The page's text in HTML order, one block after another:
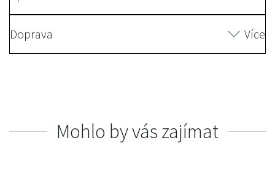
Doprava Více
Mohlo by vás zajímat